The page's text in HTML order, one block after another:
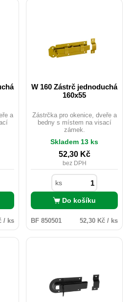
a
/ ks
W 160 Zástrč jednoduchá
160x55
Zástrčka pro okenice, dveře a
bedny s místem na visací
zámek.
Skladem 13 ks
52,30 Kč
bez DPH
ks
Do košíku
BF 850501 52,30 Kč / ks